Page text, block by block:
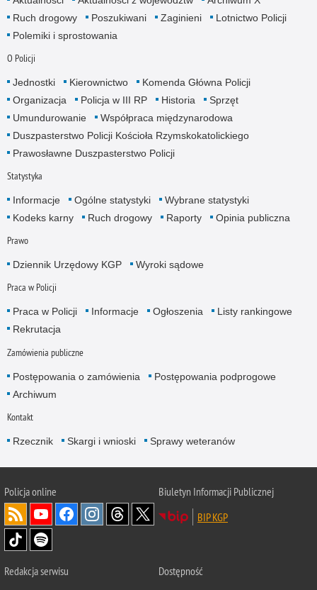
Ruch drogowy
Poszukiwani Zaginieni
Lotnictwo Policji
Polemiki i sprostowania
O Policji
Jednostki Kierownictwo
Komenda Główna Policji
Organizacja
Policja w III RP Historia
Sprzęt
Umundurowanie
Współpraca międzynarodowa
Duszpasterstwo Policji Kościoła Rzymskokatolickiego
Prawosławne Duszpasterstwo Policji
Statystyka
Informacje Ogólne statystyki
Wybrane statystyki
Kodeks karny
Ruch drogowy Raporty Opinia publiczna
Prawo
Dziennik Urzędowy KGP Wyroki sądowe
Praca w Policji
Praca w Policji Informacje Ogłoszenia
Listy rankingowe
Rekrutacja
Zamówienia publiczne
Postępowania o zamówienia
Postępowania podprogowe
Archiwum
Kontakt
Rzecznik Skargi i wnioski Sprawy weteranów
Policjaonline
Biuletyn Informacji Publicznej
BIP KGP
Redakcja serwisu
Dostępność